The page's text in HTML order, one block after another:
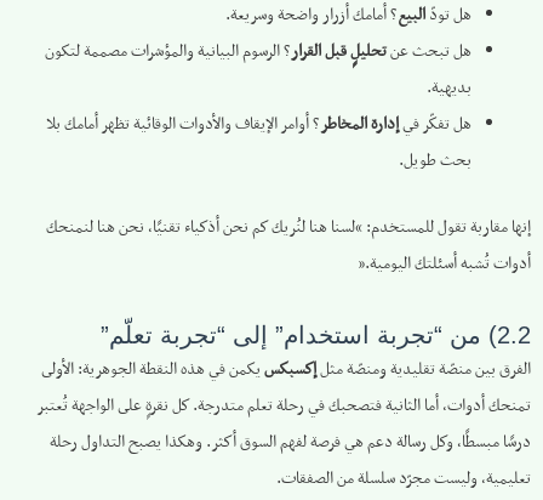
هل تودّالبيع؟ أمامك أزرار واضحة وسريعة.
هل تبحث عنتحليلٍ قبل القرار؟ الرسوم البيانية والمؤشرات مصممة لتكون
بديهية.
هل تفكّر فيإدارة المخاطر؟ أوامر الإيقاف والأدوات الوقائية تظهر أمامك بلا
بحث طويل.
إنها مقاربة تقول للمستخدم: “لسنا هنا لنُريك كم نحن أذكياء تقنيًا، نحن هنا لنمنحك
أدوات تُشبه أسئلتك اليومية.”
2.2) من “تجربة استخدام” إلى “تجربة تعلّم”
الفرق بين منصّة تقليدية ومنصّة مثلإكسبكسيكمن في هذه النقطة الجوهرية: الأولى
تمنحك أدوات، أما الثانية فتصحبك في رحلة تعلم متدرجة. كل نقرةٍ على الواجهة تُعتبر
درسًا مبسطًا، وكل رسالة دعم هي فرصة لفهم السوق أكثر. وهكذا يصبح التداول رحلة
تعليمية، وليست مجرّد سلسلة من الصفقات.